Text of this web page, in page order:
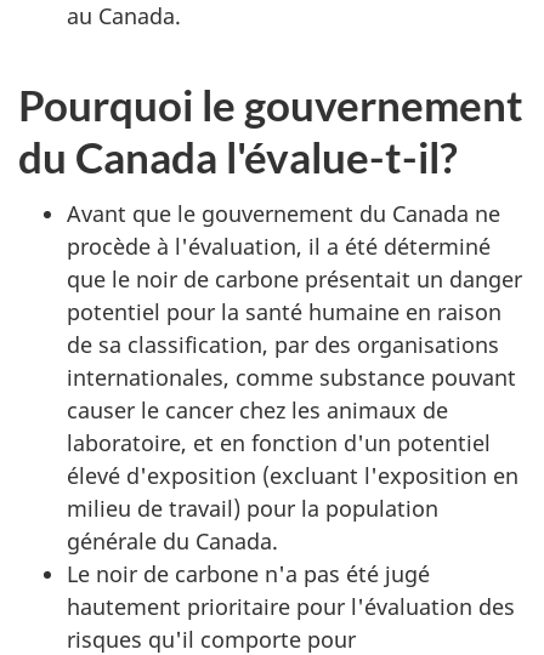
au Canada.
Pourquoi le gouvernement
du Canada l'évalue-t-il?
Avant que le gouvernement du Canada ne
procède à l'évaluation, il a été déterminé
que le noir de carbone présentait un danger
potentiel pour la santé humaine en raison
de sa classification, par des organisations
internationales, comme substance pouvant
causer le cancer chez les animaux de
laboratoire, et en fonction d'un potentiel
élevé d'exposition (excluant l'exposition en
milieu de travail) pour la population
générale du Canada.
Le noir de carbone n'a pas été jugé
hautement prioritaire pour l'évaluation des
risques qu'il comporte pour